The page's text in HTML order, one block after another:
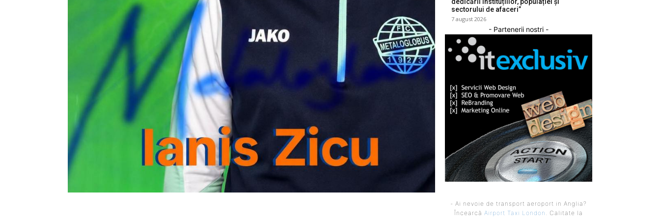
sectorului de afaceri”
7 august 2026
- Partenerii nostri -
- Ai nevoie de transport aeroport in Anglia?
Încearcă Airport Taxi London . Calitate la